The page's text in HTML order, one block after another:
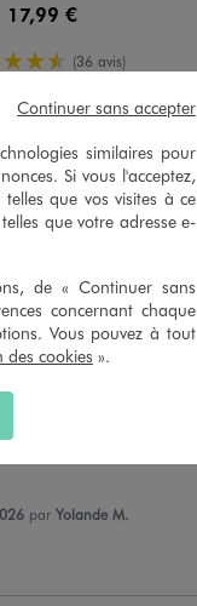
17,99 €
4.5/5 de moyenne
(36 avis)
par Cassandra M.
par Yolande M.
similaires pour
Si vous l'acceptez,
que vos visites à ce
que votre adresse e-
de « Continuer sans
concernant chaque
Vous pouvez à tout
des cookies ».
Continuer sans accepter